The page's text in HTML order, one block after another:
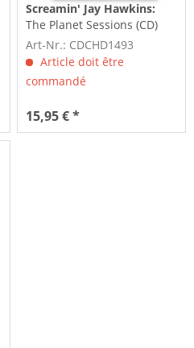
Screamin' Jay Hawkins:
The Planet Sessions (CD)
Art-Nr.: CDCHD1493
Article doit être
commandé
15,95 € *